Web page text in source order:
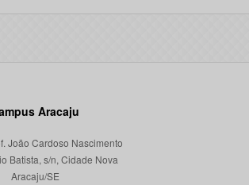
Aracaju
João Cardoso Nascimento
Batista, s/n, Cidade Nova
Aracaju/SE